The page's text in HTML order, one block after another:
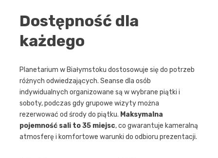
Dostępność dla
każdego
Planetarium w Białymstoku dostosowuje się do potrzeb
różnych odwiedzających. Seanse dla osób
indywidualnych organizowane są w wybrane piątki i
soboty, podczas gdy grupowe wizyty można
rezerwować od środy do piątku. Maksymalna
pojemność sali to 35 miejsc, co gwarantuje kameralną
atmosferę i komfortowe warunki do odbioru prezentacji.